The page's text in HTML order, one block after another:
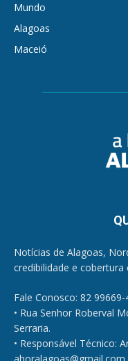
Mundo
Alagoas
Maceió
Notícias de Alagoas,
credibilidade e
Fale Conosco: 82 99669-
• Rua Senhor Roberval
Serraria.
• Responsável Técnico: